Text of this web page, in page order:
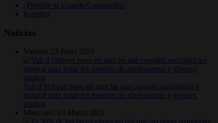
¿Perdiste tu Usuario/Contraseña?
Registro
Noticias
Viernes, 23 Junio 2023
Vall d’Hebron pone en marcha una consulta oncológica e
integral para tratar los tumores de adolescentes y jóvenes
adultos
Miércoles, 03 Marzo 2021